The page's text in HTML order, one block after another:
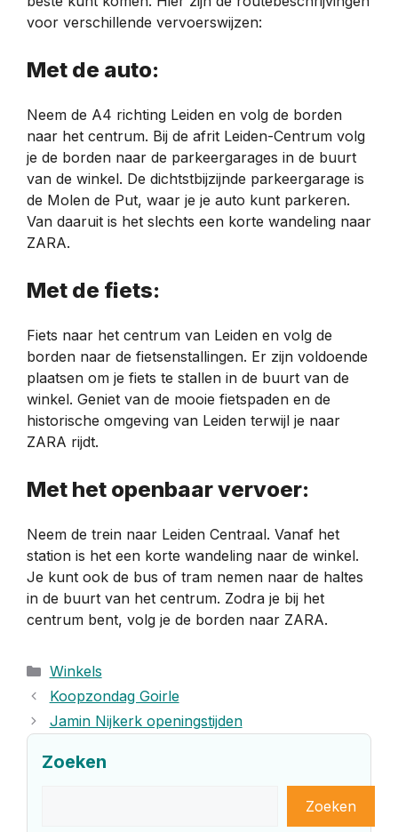
voor verschillende vervoerswijzen:
Met de auto:
Neem de A4 richting Leiden en volg de borden
naar het centrum. Bij de afrit Leiden-Centrum volg
je de borden naar de parkeergarages in de buurt
van de winkel. De dichtstbijzijnde parkeergarage is
de Molen de Put, waar je je auto kunt parkeren.
Van daaruit is het slechts een korte wandeling naar
ZARA.
Met de fiets:
Fiets naar het centrum van Leiden en volg de
borden naar de fietsenstallingen. Er zijn voldoende
plaatsen om je fiets te stallen in de buurt van de
winkel. Geniet van de mooie fietspaden en de
historische omgeving van Leiden terwijl je naar
ZARA rijdt.
Met het openbaar vervoer:
Neem de trein naar Leiden Centraal. Vanaf het
station is het een korte wandeling naar de winkel.
Je kunt ook de bus of tram nemen naar de haltes
in de buurt van het centrum. Zodra je bij het
centrum bent, volg je de borden naar ZARA.
Categorieën
Winkels
Koopzondag Goirle
Jamin Nijkerk openingstijden
Zoeken
Zoeken